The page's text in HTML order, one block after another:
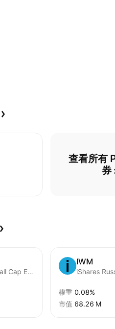
查看所有
券
iShares Core S&P Small Cap ETF
IWM
iShares
權重 0.08%
市值 ‪68.26 M‬